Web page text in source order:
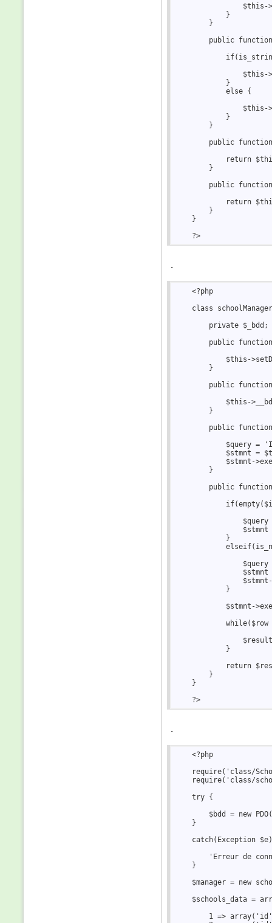
            }
        }
public
            }
            else {
            }
        }
public
return
        }
public
return
        }
    }
.
    <?php
class
private
public
$this-
        }
public
$this-
        }
public
$query =
$stmnt =
$stmnt-
        }
public
            }
            }
$stmnt-
            }
return
        }
    }
.
    <?php
require('class/
require('class/
    try {
$bdd = new
    }
catch(Exception
'Erreur de
    }
$manager = new
$schools_data =
1 =>